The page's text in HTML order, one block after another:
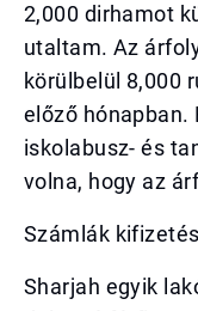
2,000 dirhamot
utaltam. Az
körülbelül 8,000
előző hónapban.
iskolabusz- és
volna, hogy az
Számlák
Sharjah egyik